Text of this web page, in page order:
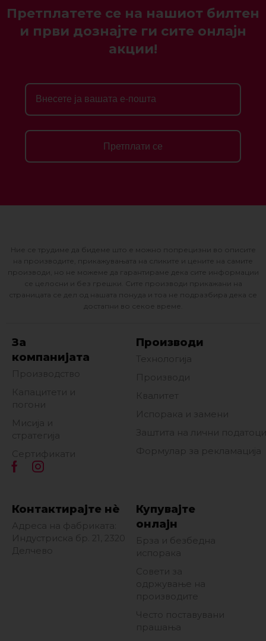
Претплатете се на нашиот билтен
и први дознајте ги сите онлајн
акции!
Претплати се
Ние се трудиме да бидеме што е можно попрецизни во описите
на производите, прикажувањата на сликите и цените на самите
производи, но не можеме да гарантираме дека сите информации
се целосни и без грешки. Сите производи прикажани на
страницата се дел од нашата понуда и тоа не подразбира дека се
достапни во секое време.
За
компанијата
Производство
Капацитети и
погони
Мисија и
стратегија
Сертификати
Производи
Технологија
Производи
Квалитет
Испорака и замени
Заштита на лични податоци
Формулар за рекламација
Контактирајте нè
Адреса на фабриката:
Индустриска бр. 21, 2320
Делчево
Купувајте
онлајн
Брза и безбедна
испорака
Совети за
одржување на
производите
Често поставувани
прашања